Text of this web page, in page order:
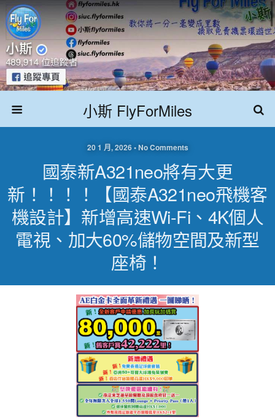
小斯 FlyForMiles
20 1 月, 2026 • No Comments
國泰新A321neo將有大更
新！！！！【國泰A321neo飛機客
機設計】新增高速Wi-Fi、4K個人
電視、加大60%儲物空間及新型
座椅！